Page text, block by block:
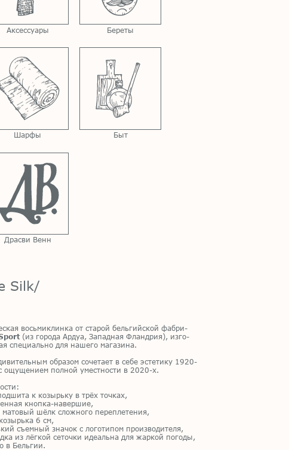
Аксессуары Береты
Шарфы Быт
Драсви Венн
Silk/
вось­ми­клин­ка от ста­рой бель­гий­ской фаб­ри­
(из го­ро­да Ар­дуа, За­пад­ная Фланд­рия), из­го­
спе­ци­аль­но для на­ше­го ма­га­зи­на.
об­ра­зом со­че­та­ет в себе эс­те­ти­ку 1920-
ощу­ще­ни­ем пол­ной умест­но­сти в 2020-х.
к ко­зырь­ку в трёх точ­ках,
кноп­ка-на­вер­шие,
ма­то­вый шёлк слож­но­го пе­ре­пле­те­ния,
6 см,
съем­ный зна­чок с ло­го­ти­пом про­из­во­ди­те­ля,
из лёг­кой се­точ­ки иде­аль­на для жар­кой по­го­ды,
в Бель­гии.